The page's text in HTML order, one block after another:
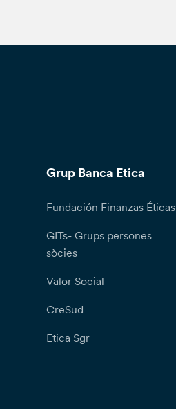
Grup Banca Etica
Fundación Finanzas Éticas
GITs- Grups persones
sòcies
Valor Social
CreSud
Etica Sgr